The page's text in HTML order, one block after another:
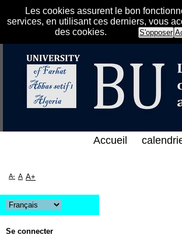
Les cookies assurent le bon
services, en utilisant ces derniers, vous
des cookies.
S'opposer
المباشر لمكتبة كلية العلوم
Accueil
A- A A+
Se connecter